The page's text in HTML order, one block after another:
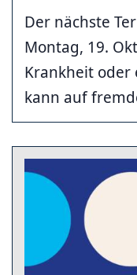
Der nächste
Montag, 19.
Krankheit oder
kann auf